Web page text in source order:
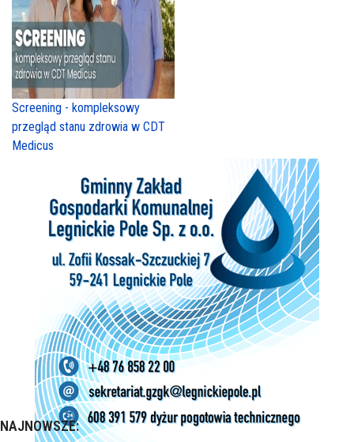
Screening - kompleksowy
przegląd stanu zdrowia w CDT
Medicus
NAJNOWSZE: